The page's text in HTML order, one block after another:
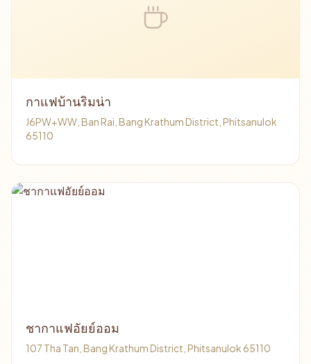
กาแฟบ้านริมน่า
J6PW+WW, Ban Rai, Bang Krathum District, Phitsanulok
65110
ชากาแฟอัยย์ออม
107 Tha Tan, Bang Krathum District, Phitsanulok 65110